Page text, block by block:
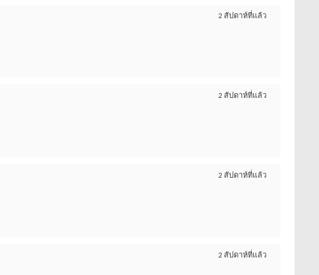
2 สัปดาห์ที่แล้ว
2 สัปดาห์ที่แล้ว
2 สัปดาห์ที่แล้ว
2 สัปดาห์ที่แล้ว